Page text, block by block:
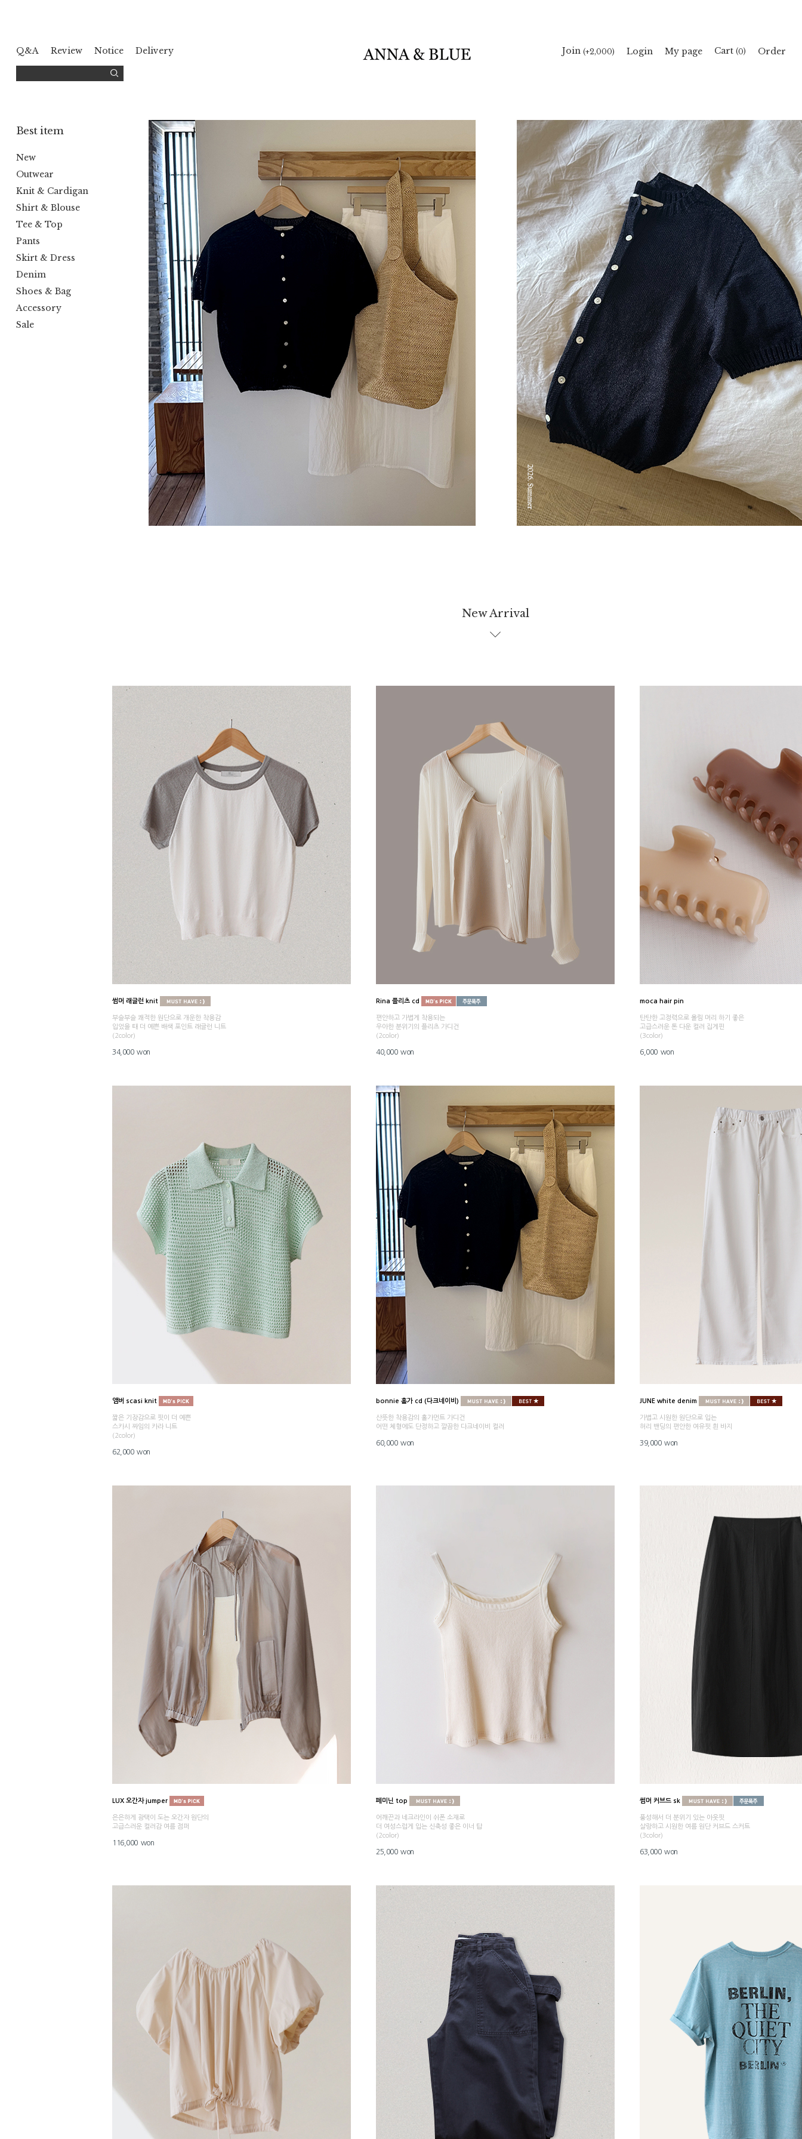
Q&A Review Notice Delivery Join(+2,000) Login My page Cart(0) Order
Best item
New
Outwear
Knit & Cardigan
Shirt & Blouse
Tee & Top
Pants
Skirt & Dress
Denim
Shoes & Bag
Accessory
Sale
New Arrival
썸머 래글런 knit
부슬부슬 쾌적한 원단으로 개운한 착용감
입었을 때 더 예쁜 배색 포인트 래글런 니트
(2color)
34,000 won
Rina 플리츠 cd
편안하고 가볍게 착용되는
우아한 분위기의 플리츠 가디건
(2color)
40,000 won
moca hair pin
탄탄한 고정력으로 올림 머리 하기 좋은
고급스러운 톤 다운 컬러 집게핀
(3color)
6,000 won
앰버 scasi knit
짧은 기장감으로 핏이 더 예쁜
스카시 짜임의 카라 니트
(2color)
62,000 won
bonnie 홀가 cd (다크네이비)
산뜻한 착용감의 홀가먼트 가디건
어떤 체형에도 단정하고 깔끔한 다크네이비 컬러
60,000 won
JUNE white denim
가볍고 시원한 원단으로 입는
허리 밴딩의 편안한 여유핏 흰 바지
39,000 won
LUX 오간자 jumper
은은하게 광택이 도는 오간자 원단의
고급스러운 컬러감 여름 점퍼
116,000 won
페미닌 top
어깨끈과 네크라인이 쉬폰 소재로
더 여성스럽게 입는 신축성 좋은 이너 탑
(2color)
25,000 won
썸머 커브드 sk
풍성해서 더 분위기 있는 아웃핏
살랑하고 시원한 여름 원단 커브드 스커트
(3color)
63,000 won